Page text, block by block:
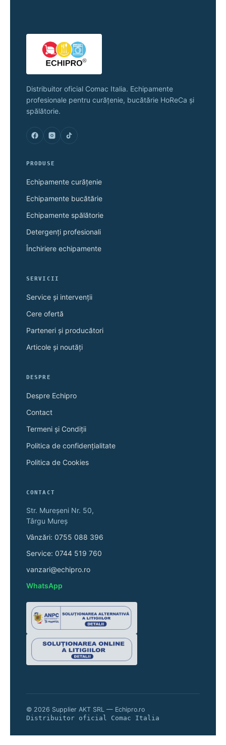
Distribuitor oficial Comac Italia. Echipamente
profesionale pentru curățenie, bucătărie HoReCa și
spălătorie.
PRODUSE
Echipamente curățenie
Echipamente bucătărie
Echipamente spălătorie
Detergenți profesionali
Închiriere echipamente
SERVICII
Service și intervenții
Cere ofertă
Parteneri și producători
Articole și noutăți
DESPRE
Despre Echipro
Contact
Termeni și Condiții
Politica de confidențialitate
Politica de Cookies
CONTACT
Str. Mureșeni Nr. 50,
Târgu Mureș
Vânzări: 0755 088 396
Service: 0744 519 760
vanzari@echipro.ro
WhatsApp
© 2026 Supplier AKT SRL — Echipro.ro
Distribuitor oficial Comac Italia